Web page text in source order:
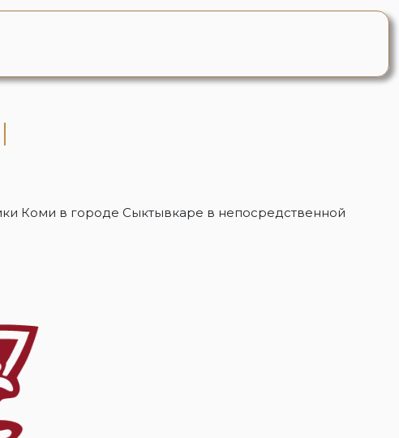
Коми в городе Сыктывкаре в непосредственной